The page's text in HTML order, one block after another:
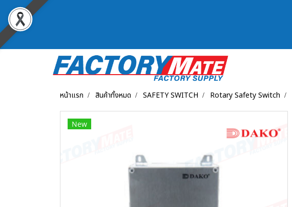
หน้าแรก สินค้าทั้งหมด SAFETY SWITCH Rotary Safety Switch
New